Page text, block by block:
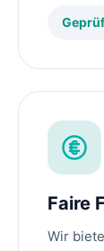
Faire
Wir